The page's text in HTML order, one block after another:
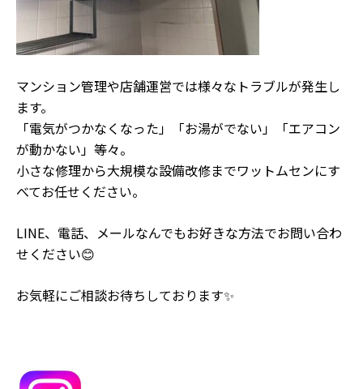
マンション管理や店舗運営では様々なトラブルが発生し
ます。
「電気がつかなくなった」「お湯がでない」「エアコン
が動かない」等々。
小さな修理から大規模な設備改修までワットムセンにす
べてお任せください。
LINE、電話、メールなんでもお好きな方法でお問い合わ
せください😊
お気軽にご相談お待ちしております✨